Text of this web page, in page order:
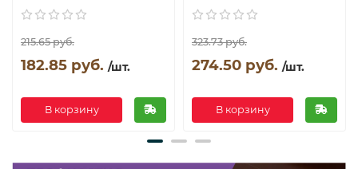
215.65 руб.
182.85 руб. /шт.
В корзину
323.73 руб.
274.50 руб. /шт.
В корзину